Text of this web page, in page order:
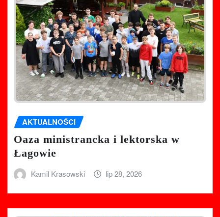
AKTUALNOŚCI
Oaza ministrancka i lektorska w
Łagowie
Kamil Krasowski lip 28, 2026